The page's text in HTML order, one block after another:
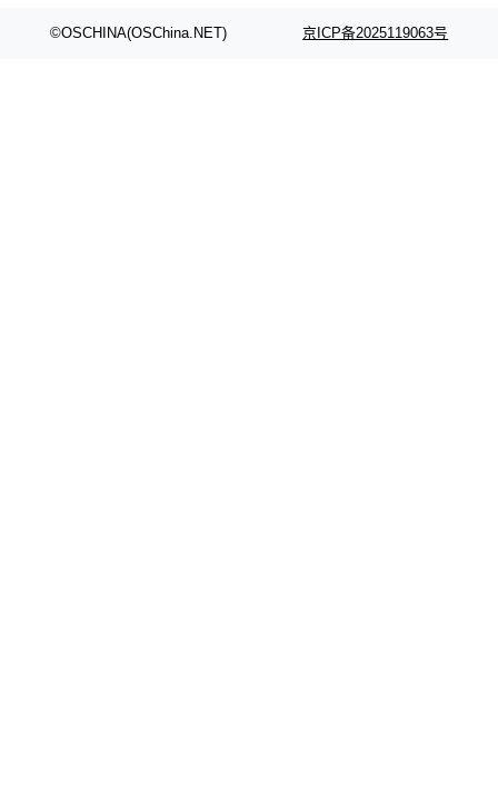
©OSCHINA(OSChina.NET) 京ICP备2025119063号